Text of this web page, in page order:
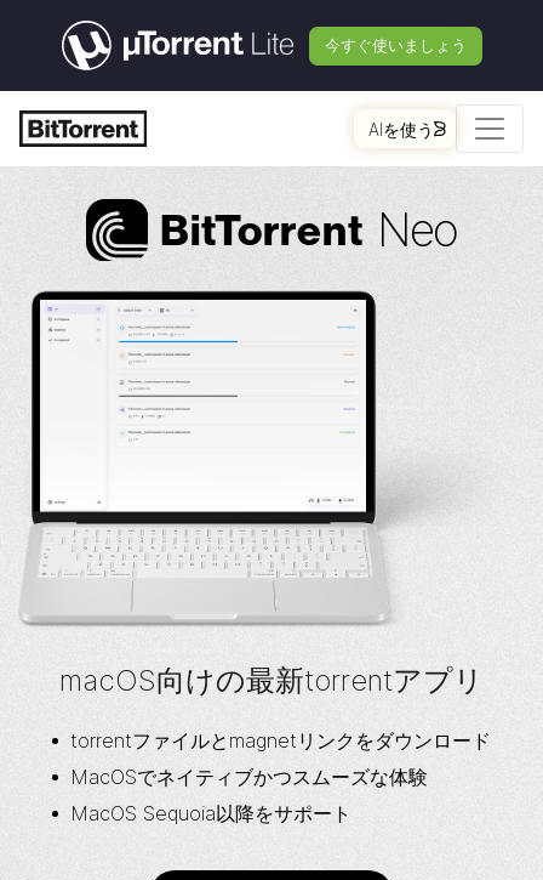
今すぐ使いましょう
AIを使う
BitTorrent Neo
macOS向けの最新torrentアプリ
torrentファイルとmagnetリンクをダウンロード
MacOSでネイティブかつスムーズな体験
MacOS Sequoia以降をサポート